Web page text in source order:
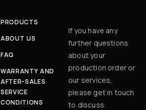
PRODUCTS
ABOUT US
FAQ
WARRANTY AND
AFTER-SALES
SERVICE
CONDITIONS
If you have any
further questions
about your
production order or
our services,
please get in touch
to discuss.